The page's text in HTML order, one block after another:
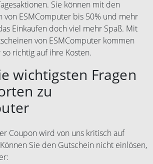
Sie können mit den
von ESMComputer bis 50% und mehr
Einkaufen doch viel mehr Spaß. Mit
von ESMComputer kommen
richtig auf ihre Kosten.
wichtigsten Fragen
zu
Coupon wird von uns kritisch auf
Sie den Gutschein nicht einlösen,